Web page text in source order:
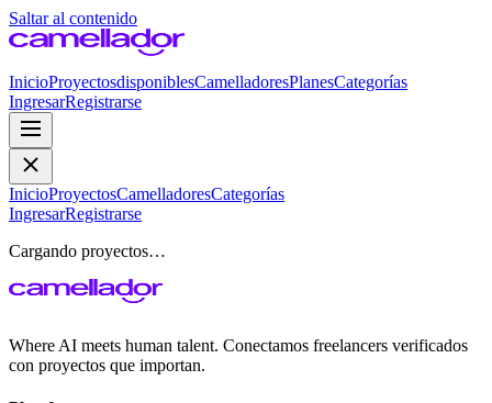
Saltar al contenido
InicioProyectosdisponiblesCamelladoresPlanesCategorías
IngresarRegistrarse
InicioProyectosCamelladoresCategorías
IngresarRegistrarse
Cargando proyectos…
Where AI meets human talent. Conectamos freelancers verificados
con proyectos que importan.